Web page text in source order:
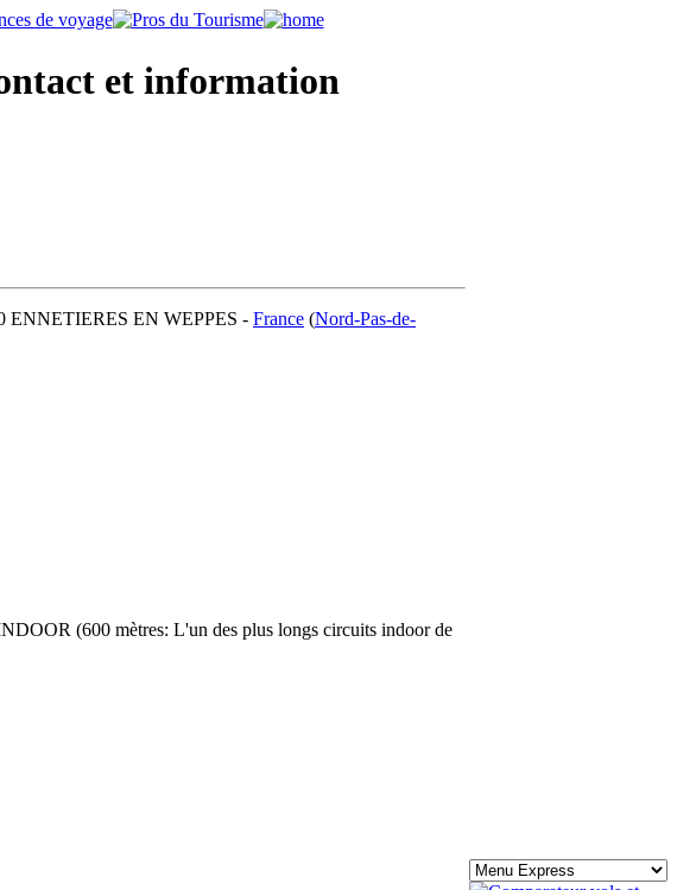
et information
EN WEPPES - France (Nord-Pas-de-
(600 mètres: L'un des plus longs circuits indoor de